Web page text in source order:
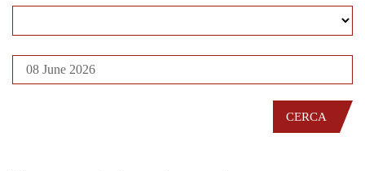
CERCA